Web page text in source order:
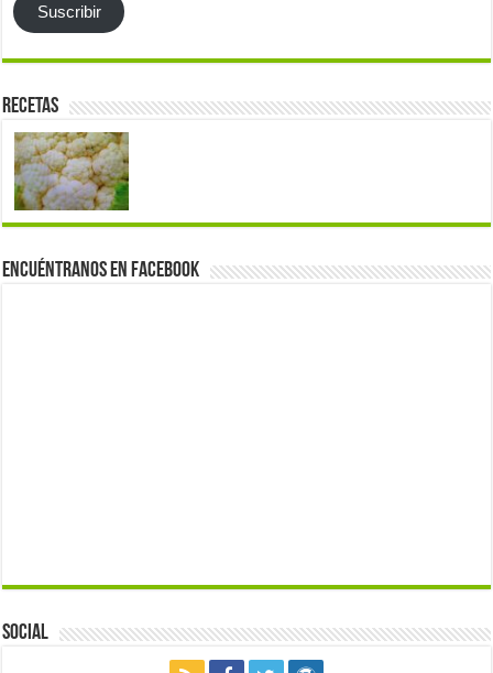
Suscribir
Recetas
Encuéntranos en Facebook
Social